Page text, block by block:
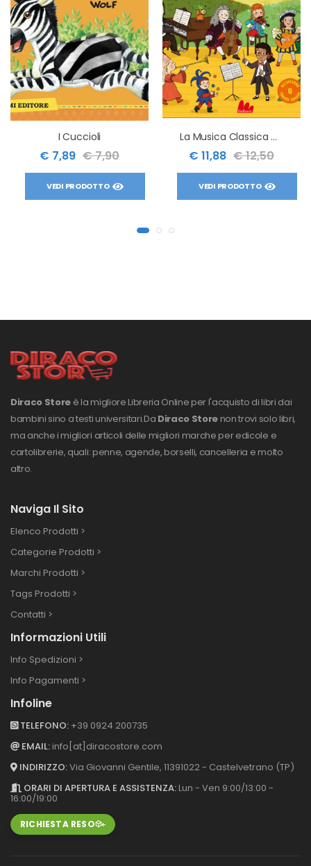
I Cuccioli
€ 7,89 € 7,90
VEDI PRODOTTO
La Musica Classica Nei Secoli
€ 11,88 € 12,50
VEDI PRODOTTO
Diraco Store è la migliore Libreria Online per l'acquisto di libri dai
bambini sino a testi universitari.Da Diraco Store non trovi solo libri,
ma anche i migliori articoli delle migliori marche per edicole e
cartolibrerie, quali: penne, agende, borselli, cancelleria e molto
altro.
Naviga Il Sito
Elenco Prodotti >
Categorie Prodotti >
Marchi Prodotti >
Tags Prodotti >
Contatti >
Informazioni Utili
Info Spedizioni >
Info Pagamenti >
Infoline
TELEFONO: +39 0924 200735
EMAIL: info[at]diracostore.com
INDIRIZZO:Via Giovanni Gentile, 11391022 - Castelvetrano (TP)
ORARI DI APERTURA E ASSISTENZA: Lun - Ven 9:00/13:00 -
16:00/19:00
RICHIESTA RESO